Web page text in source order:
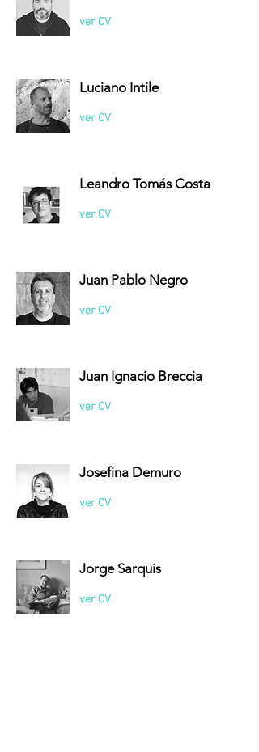
ver CV
Luciano Intile
ver CV
Leandro Tomás Costa
ver CV
Juan Pablo Negro
ver CV
Juan Ignacio Breccia
ver CV
Josefina Demuro
ver CV
Jorge Sarquis
ver CV